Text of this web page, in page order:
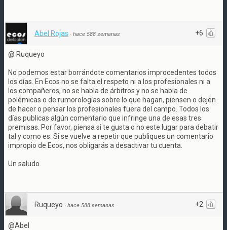
+6
Abel Rojas · hace 588 semanas
@ Ruqueyo
No podemos estar borrándote comentarios improcedentes todos
los días. En Ecos no se falta el respeto ni a los profesionales ni a
los compañeros, no se habla de árbitros y no se habla de
polémicas o de rumorologías sobre lo que hagan, piensen o dejen
de hacer o pensar los profesionales fuera del campo. Todos los
días publicas algún comentario que infringe una de esas tres
premisas. Por favor, piensa si te gusta o no este lugar para debatir
tal y como es. Si se vuelve a repetir que publiques un comentario
impropio de Ecos, nos obligarás a desactivar tu cuenta.
Un saludo.
+2
Ruqueyo · hace 588 semanas
@Abel